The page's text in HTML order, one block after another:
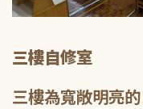
三樓自修室
三樓為寬敞明亮